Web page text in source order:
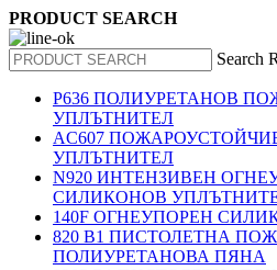
PRODUCT SEARCH
Search
P636 ПОЛИУРЕТАНОВ
УПЛЪТНИТЕЛ
AC607
УПЛЪТНИТЕЛ
N920 ИНТЕНЗИВЕН
СИЛИКОНОВ
140F ОГНЕУПОРЕН
820 B1 ПИСТОЛЕТНА
ПОЛИУРЕТАНОВА ПЯНА